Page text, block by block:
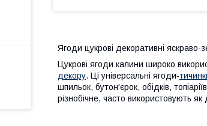
Ягоди цукрові декоративні яскраво-
Цукрові ягоди калини широко
декору. Ці універсальні ягоди-
шпильок, бутон'єрок, обідків,
різнобічне, часто використовують